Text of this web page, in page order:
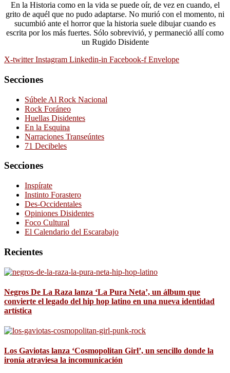
En la Historia como en la vida se puede oír, de vez en cuando, el
grito de aquél que no pudo adaptarse. No murió con el momento, ni
sucumbió ante el horror que la historia suele dibujar cuando es
escrita por los más fuertes. Sólo sobrevivió, y permaneció allí como
un Rugido Disidente
X-twitter Instagram Linkedin-in Facebook-f Envelope
Secciones
Súbele Al Rock Nacional
Rock Foráneo
Huellas Disidentes
En la Esquina
Narraciones Transeúntes
71 Decibeles
Secciones
Inspírate
Instinto Forastero
Des-Occidentales
Opiniones Disidentes
Foco Cultural
El Calendario del Escarabajo
Recientes
Negros De La Raza lanza ‘La Pura Neta’, un álbum que
convierte el legado del hip hop latino en una nueva identidad
artística
Los Gaviotas lanza ‘Cosmopolitan Girl’, un sencillo donde la
ironía atraviesa la incomunicación